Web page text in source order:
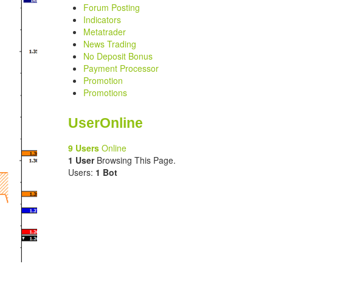
Forum Posting
Indicators
Metatrader
News Trading
No Deposit Bonus
Payment Processor
Promotion
Promotions
UserOnline
9 Users Online
1 UserBrowsing This Page.
Users: 1 Bot